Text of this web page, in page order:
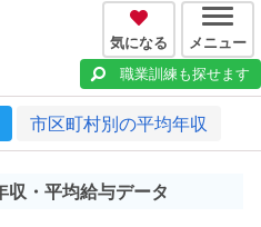
気になる メニュー
職業訓練も探せます
市区町村別の平均年収
収・平均給与データ